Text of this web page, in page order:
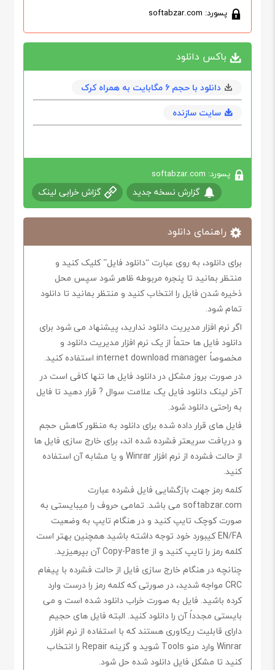
پسورد: softabzar.com
باکس دانلود
دانلود با حجم 6 مگابايت به همراه کرک
سایت سازنده
پسورد: softabzar.com
گزارش نسخه جدید گزاش خرابی لینک
راهنمای دانلود
برای دانلود، به روی عبارت “دانلود فایل” کلیک کنید و
منتظر بمانید تا پنجره مربوطه ظاهر شود سپس محل
ذخیره شدن فایل را انتخاب کنید و منتظر بمانید تا دانلود
تمام شود.
اگر نرم افزار مدیریت دانلود ندارید، پیشنهاد می شود برای
دانلود فایل ها حتماً از یک نرم افزار مدیریت دانلود و
مخصوصاً internet download manager استفاده کنید.
در صورت بروز مشکل در دانلود فایل ها تنها کافی است در
آخر لینک دانلود فایل یک علامت سوال ? قرار دهید تا فایل
به راحتی دانلود شود.
فایل های قرار داده شده برای دانلود به منظور کاهش حجم
و دریافت سریعتر فشرده شده اند، برای خارج سازی فایل ها
از حالت فشرده از نرم افزار Winrar و یا مشابه آن استفاده
کنید.
کلمه رمز جهت بازگشایی فایل فشرده عبارت
softabzar.com می باشد. تمامی حروف را میبایستی به
صورت کوچک تایپ کنید و در هنگام تایپ به وضعیت
EN/FA کیبورد خود توجه داشته باشید همچنین بهتر است
کلمه رمز را تایپ کنید و از Copy-Paste آن بپرهیزید.
چنانچه در هنگام خارج سازی فایل از حالت فشرده با پیغام
CRC مواجه شدید، در صورتی که کلمه رمز را درست وارد
کرده باشید. فایل به صورت خراب دانلود شده است و می
بایستی مجدداً آن را دانلود کنید. البته فایل های حجیم
دارای قابلیت ریکاوری هستند که با استفاده از نرم افزار
Winrar وارد منو Tools شوید و گزینه Repair را انتخاب
کنید تا مشکل فایل دانلود شده حل شود.